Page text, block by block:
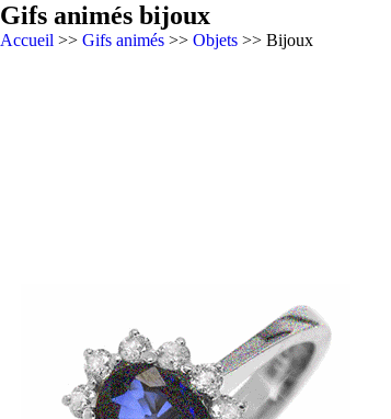
Gifs animés bijoux
Accueil >> Gifs animés >> Objets >> Bijoux